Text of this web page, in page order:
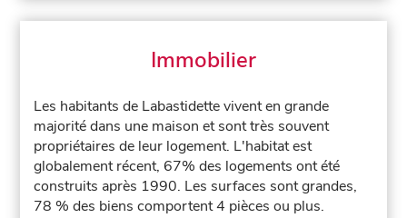
Immobilier
Les habitants de Labastidette vivent en grande
majorité dans une maison et sont très souvent
propriétaires de leur logement. L'habitat est
globalement récent, 67% des logements ont été
construits après 1990. Les surfaces sont grandes,
78 % des biens comportent 4 pièces ou plus.